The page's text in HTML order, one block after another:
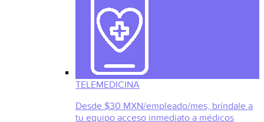
TELEMEDICINA
Desde $30 MXN/empleado/mes, bríndale a
tu equipo acceso inmediato a médicos